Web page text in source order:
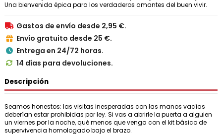
Una bienvenida épica para los verdaderos amantes del buen vivir.
 Gastos de envío desde 2,95 €.
 Envío gratuito desde 25 €.
 Entrega en 24/72 horas.
 14 días para devoluciones.
Descripción
Seamos honestos: las visitas inesperadas con las manos vacías
deberían estar prohibidas por ley. Si vas a abrirle la puerta a alguien
un viernes por la noche, qué menos que venga con el kit básico de
supervivencia homologado bajo el brazo.